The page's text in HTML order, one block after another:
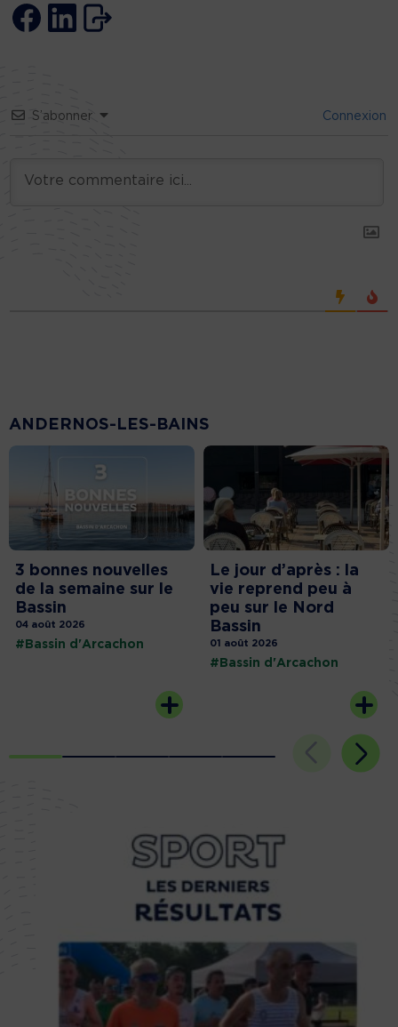
S’abonner Connexion
ANDERNOS-LES-BAINS
3 bonnes nouvelles
de la semaine sur le
Bassin
04 août 2026
#Bassin d'Arcachon
Le jour d’après : la
vie reprend peu à
peu sur le Nord
Bassin
01 août 2026
#Bassin d'Arcachon